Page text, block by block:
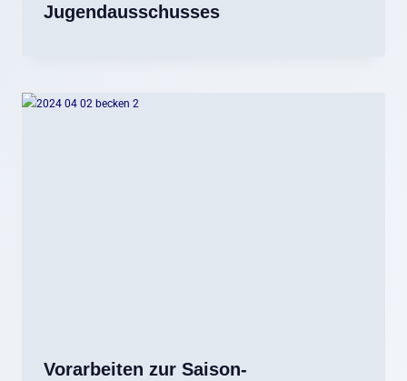
Jugendausschusses
Vorarbeiten zur Saison-